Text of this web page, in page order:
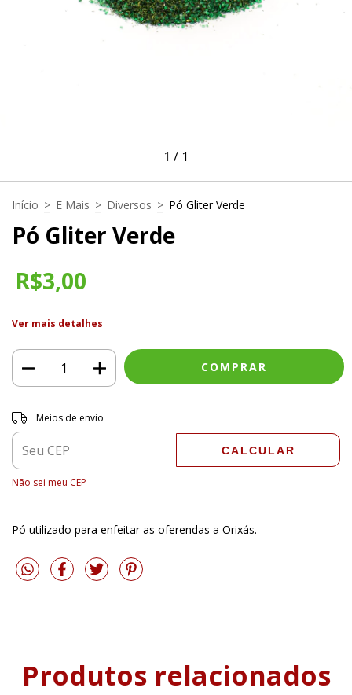
1 / 1
Início > E Mais > Diversos > Pó Gliter Verde
Pó Gliter Verde
R$3,00
Ver mais detalhes
Entregas para o CEP:
Meios de envio
CALCULAR
Não sei meu CEP
Pó utilizado para enfeitar as oferendas a Orixás.
Produtos relacionados